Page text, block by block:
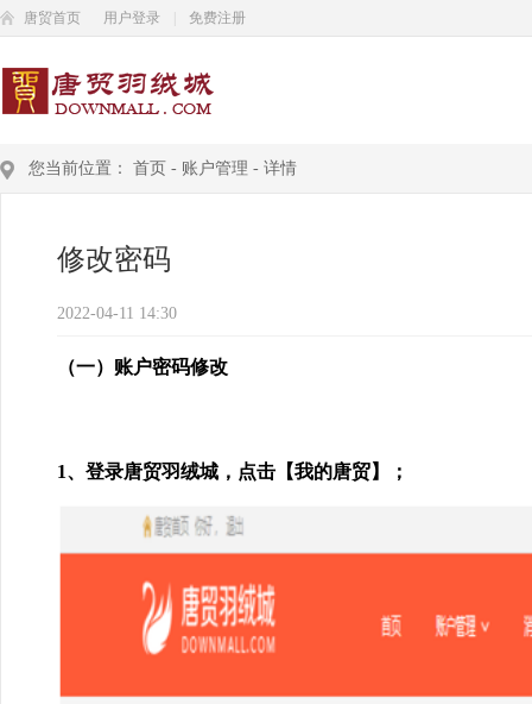
唐贸首页 用户登录 免费注册
您当前位置： 首页 - 账户管理 - 详情
修改密码
2022-04-11 14:30
（一）账户密码修改
1、登录唐贸羽绒城，点击【我的唐贸】；